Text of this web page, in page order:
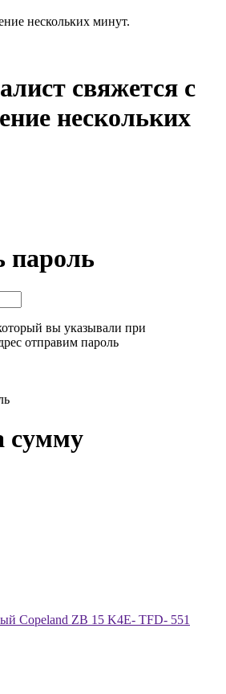
нескольких минут.
свяжется с
нескольких
пароль
вы указывали при
отправим пароль
сумму
Copeland ZB 15 K4E- TFD- 551